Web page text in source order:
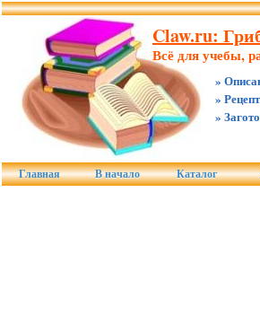
Claw.ru:
Всё для учебы,
»
»
»
Главная В начало Каталог